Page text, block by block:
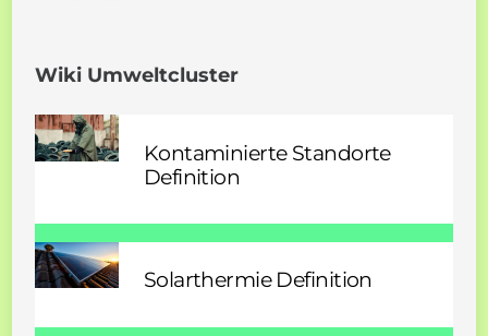
Wiki Umweltcluster
Kontaminierte Standorte
Definition
Solarthermie Definition